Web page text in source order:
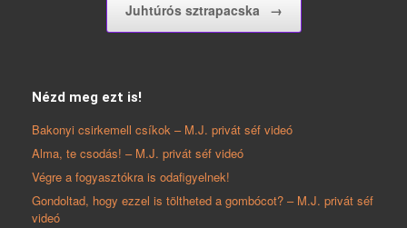
Juhtúrós sztrapacska →
Nézd meg ezt is!
Bakonyi csirkemell csíkok – M.J. privát séf videó
Alma, te csodás! – M.J. privát séf videó
Végre a fogyasztókra is odafigyelnek!
Gondoltad, hogy ezzel is töltheted a gombócot? – M.J. privát séf
videó